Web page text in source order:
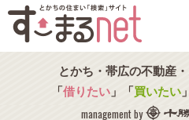
とかち・帯広の不動産
「借りたい」「買いたい
management by